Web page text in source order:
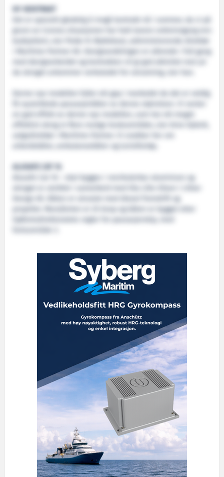
NY KONTRAKT
Det er spesielt gledelig å inngå kontrakt nå i sommer, da vi på
grunn av Corona situasjonen har hatt lavere ordreinngang enn
i Maritime Partner AS. Designavdelingen er allerede i full gang
med designarbeidet og kontrakten vil gi god aktivitet mot jul
da skroget ankommer verkstedet for utrustning, sier han.
Denne nye modellen fyller ett gap i markedet da det er veldig
en god effekt av denne nye modellen, som har ett meget
effektivt skrog m flere mulige bruksområder, sier Arne Dybvik,
salgsdirektør i Maritime Partner. Vi snakker her om
arbeidsbåter, ambulansebåter og turistfartøy.
ALUSAFE CAT 16
Alusafe Cat 16 – skal bygges i resirkulerbar aluminium og
skroget er utviklet i samarbeid med Ola Lillo-Olsen i Lilloe-
Design AS. Båten er utrustet med diesel fremdrift og
propeller. Marsjfarten er 25 knop og båten er bygget etter
Sjøfartsdirektoratets regler for passasjerskip, med